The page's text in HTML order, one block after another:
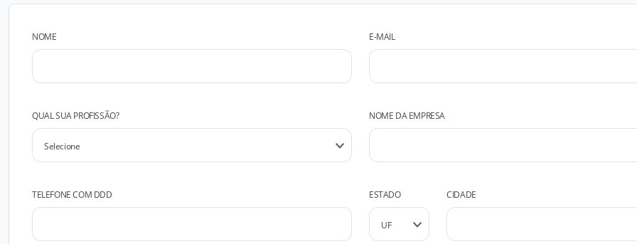
NOME E-MAIL
QUAL SUA PROFISSÃO? NOME DA EMPRESA
TELEFONE COM DDD ESTADO CIDADE